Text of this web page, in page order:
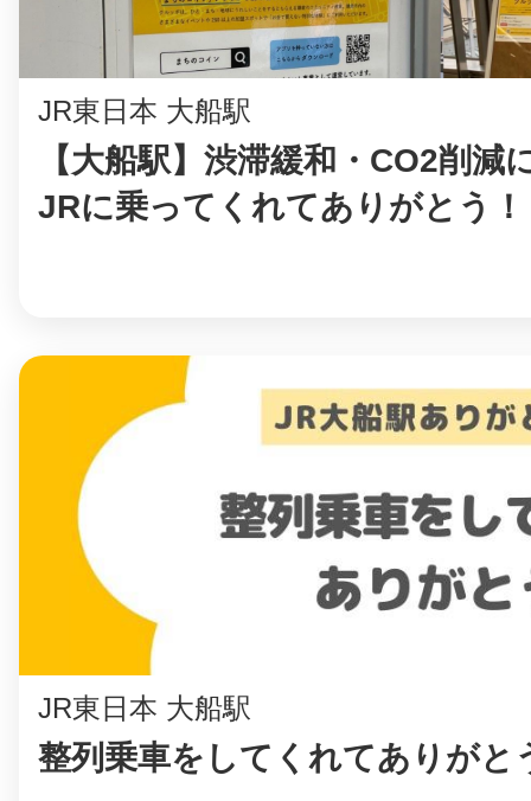
JR東日本 大船駅
【大船駅】渋滞緩和・CO2削減
JRに乗ってくれてありがとう！
JR東日本 大船駅
整列乗車をしてくれてありがと
滋賀県
お知らせ
ヘルプ
お問い合わせ